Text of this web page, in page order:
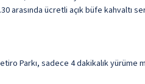
ücretli açık büfe kahvaltı
Parkı, sadece 4 dakikalık